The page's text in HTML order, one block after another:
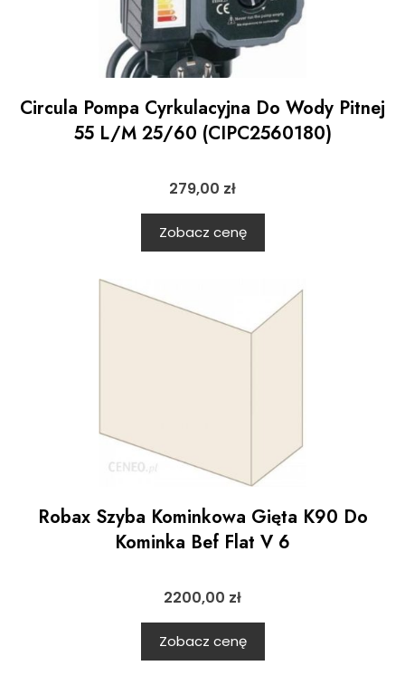
Circula Pompa Cyrkulacyjna Do Wody Pitnej
55 L/M 25/60 (CIPC2560180)
279,00 zł
Zobacz cenę
Robax Szyba Kominkowa Gięta K90 Do
Kominka Bef Flat V 6
2200,00 zł
Zobacz cenę